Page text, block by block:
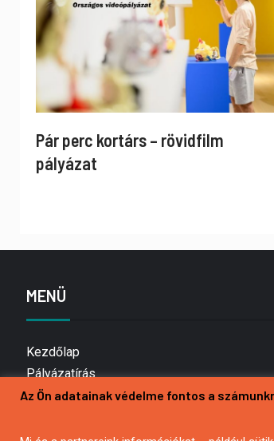
Pár perc kortárs – rövidfilm
pályázat
MENÜ
Kezdőlap
Pályázatírás
Bemutatkozás
Az Ön adatainak védelme fontos a